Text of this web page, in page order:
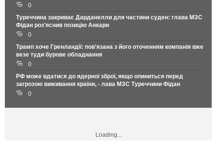
0
Туреччина закриває Дарданелли для частини суден: глава МЗС
Фідан роз'яснив позицію Анкари
0
Трамп хоче Гренландії: пов'язана з його оточенням компанія вже
везе туди бурове обладнання
0
РФ може вдатися до ядерної зброї, якщо опиниться перед
загрозою виживання країни, - лава МЗС Туреччини Фідан
0
Loading...